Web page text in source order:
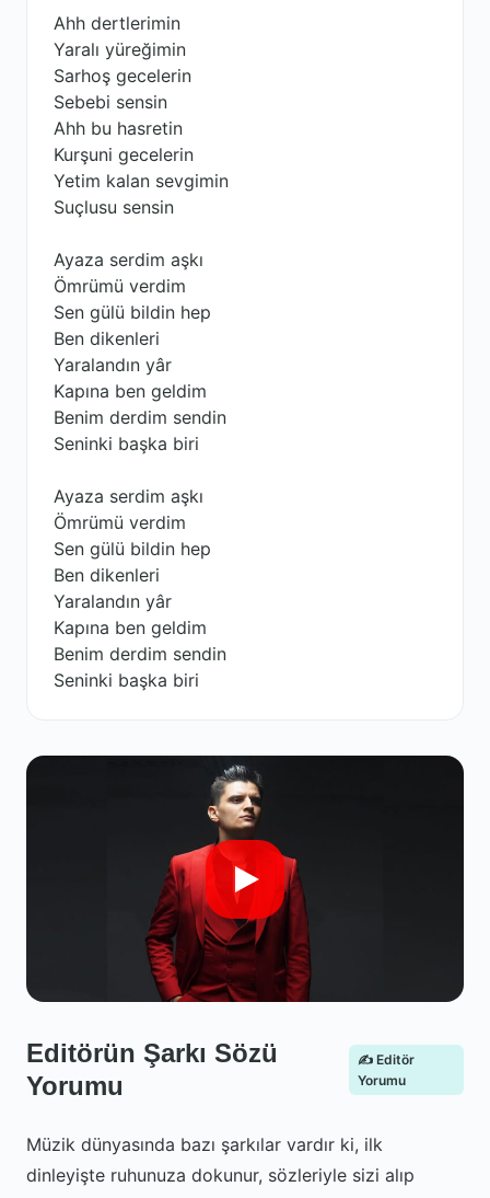
Ahh dertlerimin
Yaralı yüreğimin
Sarhoş gecelerin
Sebebi sensin
Ahh bu hasretin
Kurşuni gecelerin
Yetim kalan sevgimin
Suçlusu sensin
Ayaza serdim aşkı
Ömrümü verdim
Sen gülü bildin hep
Ben dikenleri
Yaralandın yâr
Kapına ben geldim
Benim derdim sendin
Seninki başka biri
Ayaza serdim aşkı
Ömrümü verdim
Sen gülü bildin hep
Ben dikenleri
Yaralandın yâr
Kapına ben geldim
Benim derdim sendin
Seninki başka biri
Editörün Şarkı Sözü
Yorumu
✍️ Editör
Yorumu
Müzik dünyasında bazı şarkılar vardır ki, ilk
dinleyişte ruhunuza dokunur, sözleriyle sizi alıp